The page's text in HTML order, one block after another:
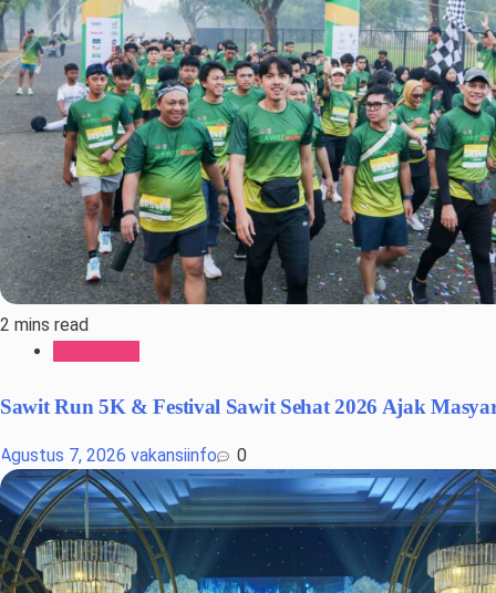
2 mins read
Sawit Run 5K & Festival Sawit Sehat 2026 Ajak
Agustus 7, 2026 vakansiinfo 0